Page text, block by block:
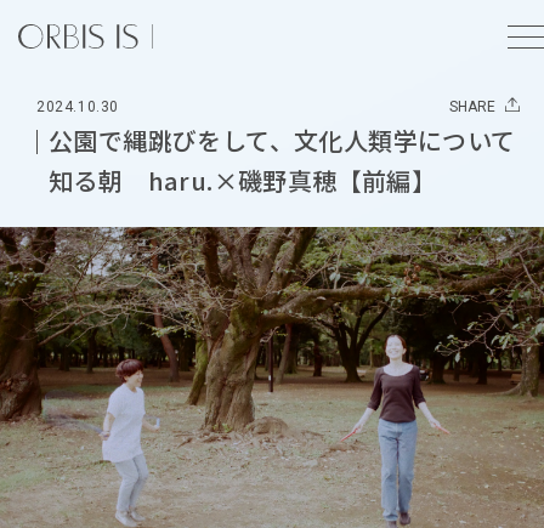
2024.10.30 SHARE
公園で縄跳びをして、文化人類学について
知る朝 haru.×磯野真穂【前編】